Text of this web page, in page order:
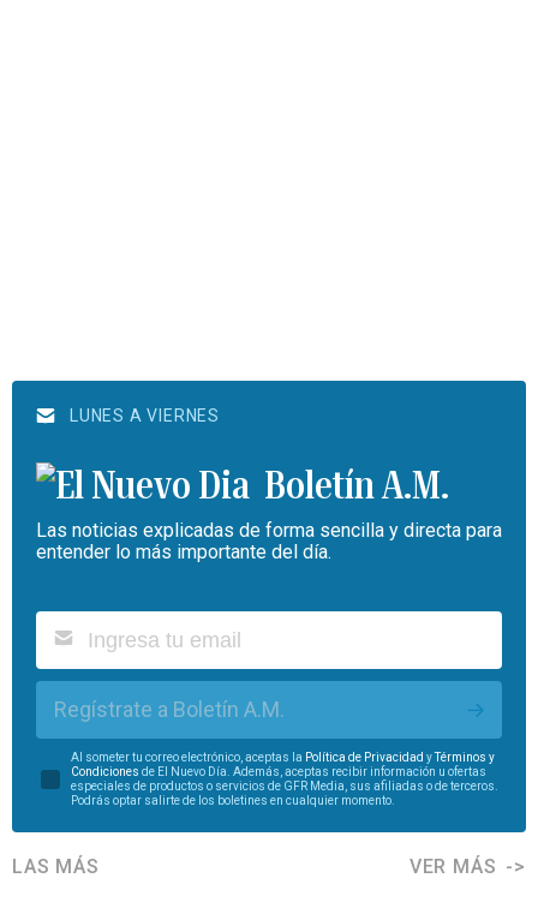
LUNES A VIERNES
Boletín A.M.
Las noticias explicadas de forma sencilla y directa para
entender lo más importante del día.
Regístrate a Boletín A.M.
Al someter tu correo electrónico, aceptas la Política de Privacidad yTérminos y
Condiciones de El Nuevo Día. Además, aceptas recibir información u ofertas
especiales de productos o servicios de GFR Media, sus afiliadas o de terceros.
Podrás optar salirte de los boletines en cualquier momento.
LAS MÁS VER MÁS